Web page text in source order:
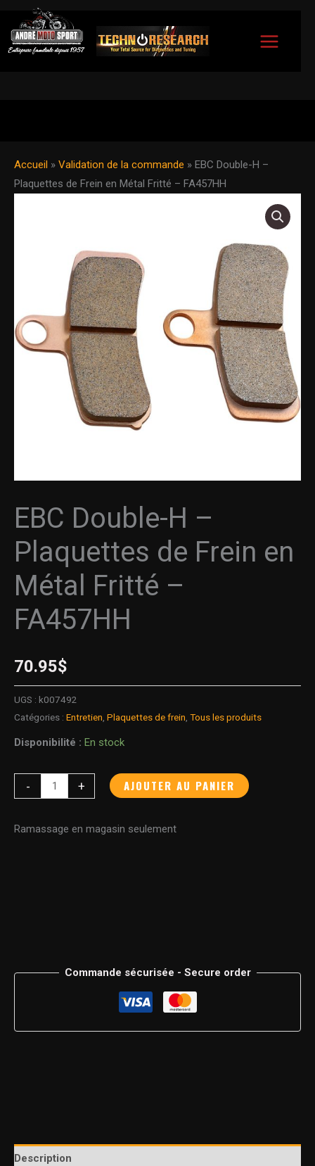
Aller
au
Accueil » Validation de la commande » EBC Double-H –
Plaquettes de Frein en Métal Fritté – FA457HH
EBC Double-H –
Plaquettes de Frein en
Métal Fritté –
FA457HH
70.95$
UGS : k007492
Catégories : Entretien Plaquettes de frein Tous les produits
Disponibilité : En stock
-
Plaquettes
de
Frein
+ AJOUTER AU PANIER
Ramassage en magasin seulement
Commande sécurisée - Secure order
Description